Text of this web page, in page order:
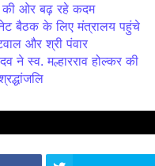
की ओर बढ़ रहे कदम
बैठक के लिए मंत्रालय पहुंचे
और श्री पंवार
ने स्व. मल्हारराव होल्कर की